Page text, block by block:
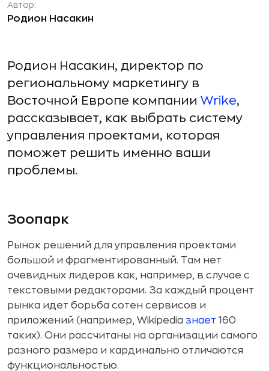
Автор:
Родион Насакин
Родион Насакин, директор по
региональному маркетингу в
Восточной Европе компании Wrike,
рассказывает, как выбрать систему
управления проектами, которая
поможет решить именно ваши
проблемы.
Зоопарк
Рынок решений для управления проектами
большой и фрагментированный. Там нет
очевидных лидеров как, например, в случае с
текстовыми редакторами. За каждый процент
рынка идет борьба сотен сервисов и
приложений (например, Wikipedia знает 160
таких). Они рассчитаны на организации самого
разного размера и кардинально отличаются
функциональностью.